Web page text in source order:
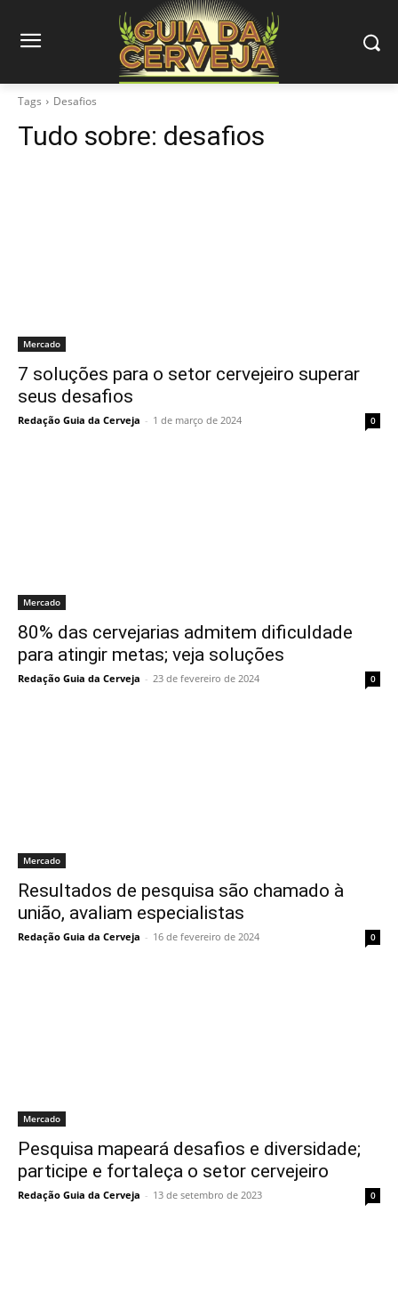
Tags Desafios
Tudo sobre: desafios
Mercado
7 soluções para o setor cervejeiro superar
seus desafios
Redação Guia da Cerveja - 1 de março de 2024 0
Mercado
80% das cervejarias admitem dificuldade
para atingir metas; veja soluções
Redação Guia da Cerveja - 23 de fevereiro de 2024 0
Mercado
Resultados de pesquisa são chamado à
união, avaliam especialistas
Redação Guia da Cerveja - 16 de fevereiro de 2024 0
Mercado
Pesquisa mapeará desafios e diversidade;
participe e fortaleça o setor cervejeiro
Redação Guia da Cerveja - 13 de setembro de 2023 0